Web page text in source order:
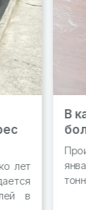
в стране
года в РК
Читать далее...